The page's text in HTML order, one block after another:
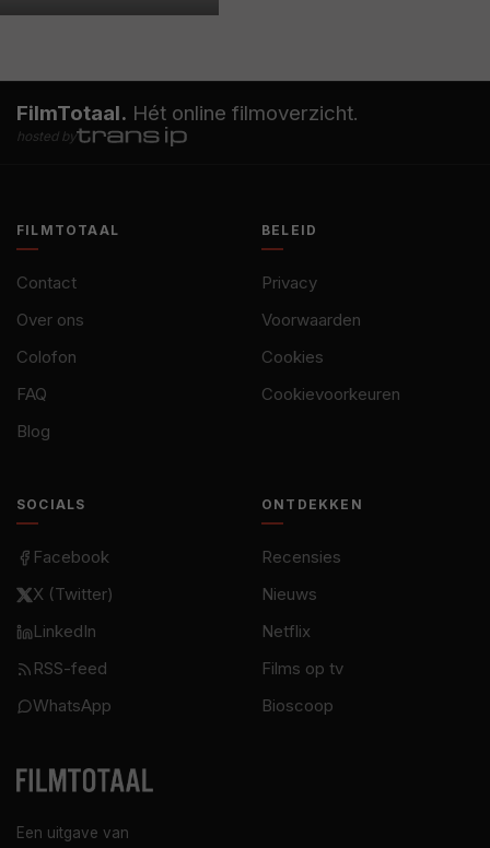
FilmTotaal. Hét online filmoverzicht.
hosted by
Een uitgave van
FILMTOTAAL
Contact
Over ons
Colofon
FAQ
Blog
BELEID
Privacy
Voorwaarden
Cookies
Cookievoorkeuren
SOCIALS
Facebook
X (Twitter)
LinkedIn
RSS-feed
WhatsApp
ONTDEKKEN
Recensies
Nieuws
Netflix
Films op tv
Bioscoop